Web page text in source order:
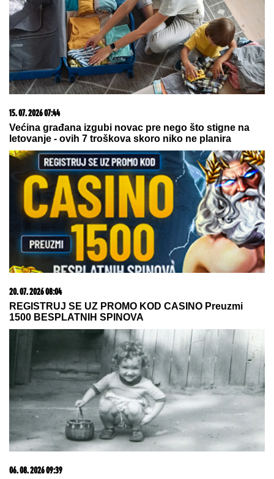
15. 07. 2026 07:44
Većina građana izgubi novac pre nego što stigne na
letovanje - ovih 7 troškova skoro niko ne planira
20. 07. 2026 08:04
REGISTRUJ SE UZ PROMO KOD CASINO Preuzmi
1500 BESPLATNIH SPINOVA
06. 08. 2026 09:39